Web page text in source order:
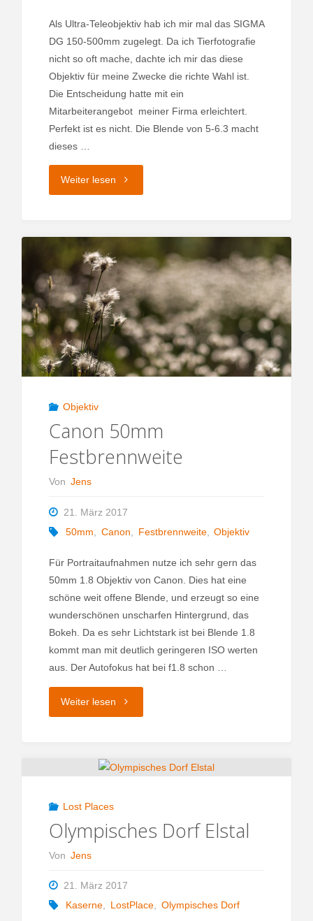
Als Ultra-Teleobjektiv hab ich mir mal das SIGMA
DG 150-500mm zugelegt. Da ich Tierfotografie
nicht so oft mache, dachte ich mir das diese
Objektiv für meine Zwecke die richte Wahl ist.
Die Entscheidung hatte mit ein
Mitarbeiterangebot meiner Firma erleichtert.
Perfekt ist es nicht. Die Blende von 5-6.3 macht
dieses …
Weiter lesen"Sigma
150-
500mm"
Objektiv
Canon 50mm
Festbrennweite
Von Jens
21. März 2017
50mm
Canon Festbrennweite, Objektiv
Für Portraitaufnahmen nutze ich sehr gern das
50mm 1.8 Objektiv von Canon. Dies hat eine
schöne weit offene Blende, und erzeugt so eine
wunderschönen unscharfen Hintergrund, das
Bokeh. Da es sehr Lichtstark ist bei Blende 1.8
kommt man mit deutlich geringeren ISO werten
aus. Der Autofokus hat bei f1.8 schon …
Weiter lesen"Canon
Lost Places
Olympisches Dorf Elstal
Von Jens
21. März 2017
Kaserne, LostPlace, Olympisches Dorf